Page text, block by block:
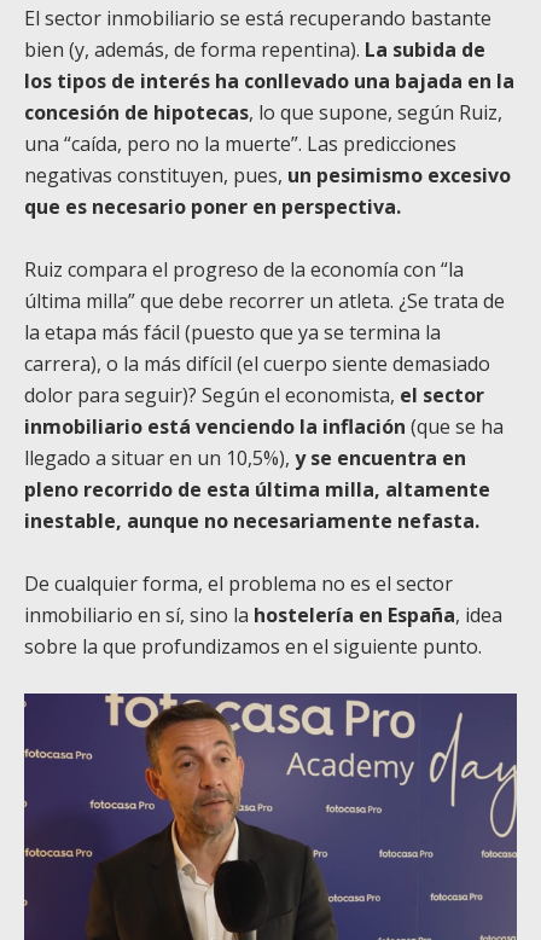
El sector inmobiliario se está recuperando bastante
bien (y, además, de forma repentina). La subida de
los tipos de interés ha conllevado una bajada en la
concesión de hipotecas, lo que supone, según Ruiz,
una “caída, pero no la muerte”. Las predicciones
negativas constituyen, pues, un pesimismo excesivo
que es necesario poner en perspectiva.
Ruiz compara el progreso de la economía con “la
última milla” que debe recorrer un atleta. ¿Se trata de
la etapa más fácil (puesto que ya se termina la
carrera), o la más difícil (el cuerpo siente demasiado
dolor para seguir)? Según el economista, el sector
inmobiliario está venciendo la inflación (que se ha
llegado a situar en un 10,5%), y se encuentra en
pleno recorrido de esta última milla, altamente
inestable, aunque no necesariamente nefasta.
De cualquier forma, el problema no es el sector
inmobiliario en sí, sino la hostelería en España, idea
sobre la que profundizamos en el siguiente punto.